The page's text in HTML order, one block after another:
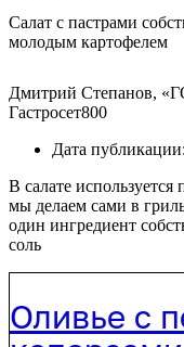
Салат с пастрами
молодым картофелем
Дмитрий Степанов,
Гастросет800
Дата публикации:
В салате
мы делаем сами в
один ингредиент
соль
Оливье с